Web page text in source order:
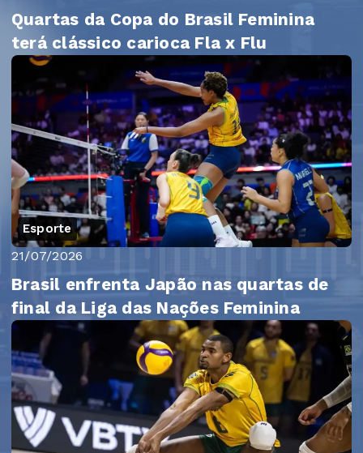
Quartas da Copa do Brasil Feminina
terá clássico carioca Fla x Flu
Esporte
21/07/2026
Brasil enfrenta Japão nas quartas de
final da Liga das Nações Feminina